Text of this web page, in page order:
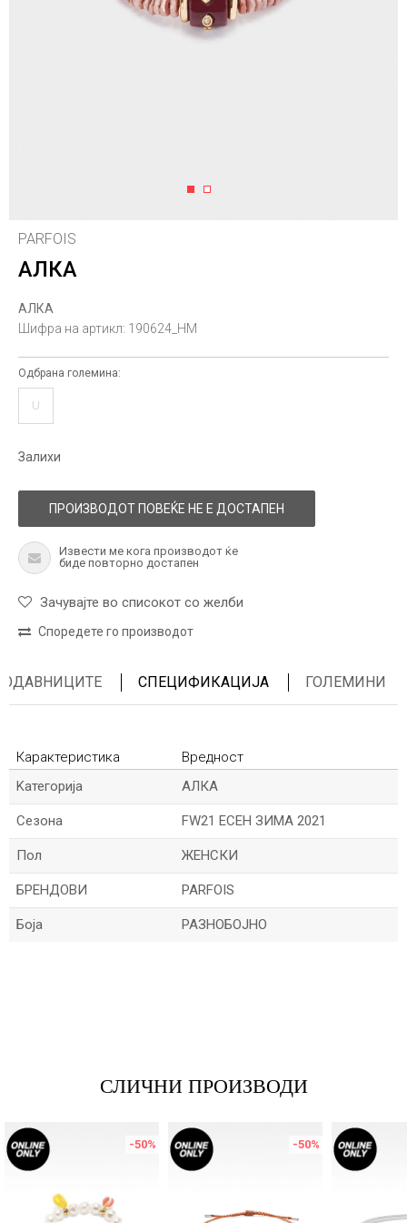
1 2
PARFOIS
АЛКА
АЛКА
Шифра на артикл: 190624_HM
Одбрана големина:
U
Залихи
ПРОИЗВОДОТ ПОВЕЌЕ НЕ Е ДОСТАПЕН
Извести ме кога производот ќе
биде повторно достапен
Зачувајте во списокот со желби
Споредете го производот
СПЕЦИФИКАЦИЈА ГОЛЕМИНИ
Карактеристика
Вредност
Kатегорија
АЛКА
Сезона FW21 ЕСЕН ЗИМА 2021
Пол ЖЕНСКИ
БРЕНДОВИ PARFOIS
Боја РАЗНОБОЈНО
Порака
СЛИЧНИ ПРОИЗВОДИ
-50% -50%